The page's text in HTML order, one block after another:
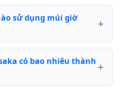
sử dụng múi giờ
có bao nhiêu thành